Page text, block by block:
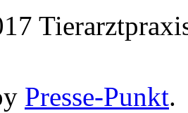
Presse-Punkt.